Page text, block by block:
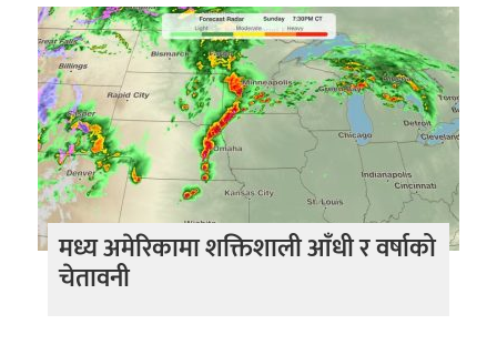
मध्य अमेरिकामा शक्तिशाली आँधी र वर्षाको
चेतावनी